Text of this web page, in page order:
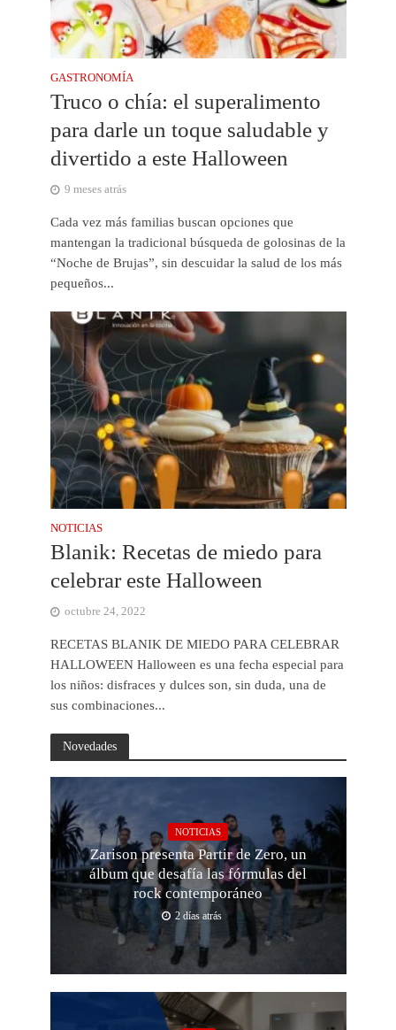
GASTRONOMÍA
Truco o chía: el superalimento
para darle un toque saludable y
divertido a este Halloween
9 meses atrás
Cada vez más familias buscan opciones que
mantengan la tradicional búsqueda de golosinas de la
“Noche de Brujas”, sin descuidar la salud de los más
pequeños...
NOTICIAS
Blanik: Recetas de miedo para
celebrar este Halloween
octubre 24, 2022
RECETAS BLANIK DE MIEDO PARA CELEBRAR
HALLOWEEN Halloween es una fecha especial para
los niños: disfraces y dulces son, sin duda, una de
sus combinaciones...
Novedades
NOTICIAS
Zarison presenta Partir de Zero, un
álbum que desafía las fórmulas del
rock contemporáneo
2 días atrás